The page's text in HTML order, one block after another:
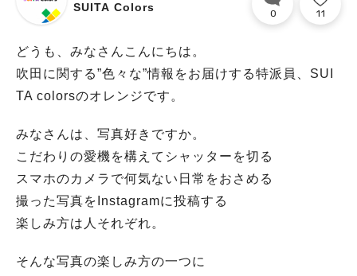
SUITA Colors 0 11
どうも、みなさんこんにちは。
吹田に関する”色々な”情報をお届けする特派員、SUI
TA colorsのオレンジです。
みなさんは、写真好きですか。
こだわりの愛機を構えてシャッターを切る
スマホのカメラで何気ない日常をおさめる
撮った写真をInstagramに投稿する
楽しみ方は人それぞれ。
そんな写真の楽しみ方の一つに